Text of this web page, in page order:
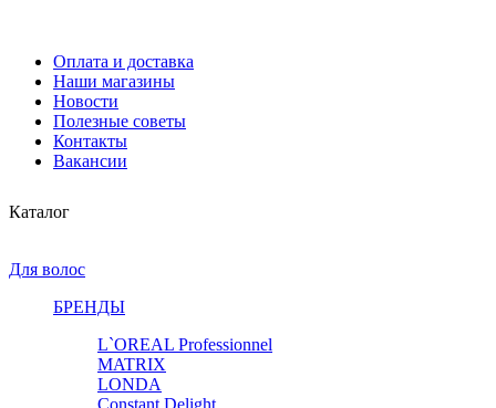
Оплата и доставка
Наши магазины
Новости
Полезные советы
Контакты
Вакансии
Каталог
Для волос
БРЕНДЫ
L`OREAL Professionnel
MATRIX
LONDA
Constant Delight